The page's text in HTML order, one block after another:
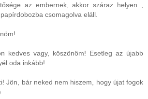
az embernek, akkor száraz helyen ,
csomagolva eláll.
kedves vagy, köszönöm! Esetleg az újabb
oda inkább!
Jön, bár neked nem hiszem, hogy újat fogok